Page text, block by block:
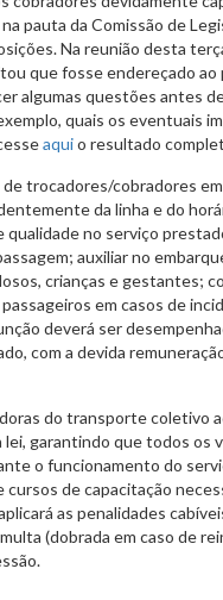
pauta da Comissão de
Na reunião desta
que fosse endereçado
algumas questões antes
quais os eventuais
aquio resultado
trocadores/cobradores
da linha e do
no serviço
auxiliar no
crianças e gestantes;
em casos de
deverá ser
com a devida
do transporte coletivo
garantindo que todos os
o funcionamento do
de capacitação
as penalidades
(dobrada em caso de